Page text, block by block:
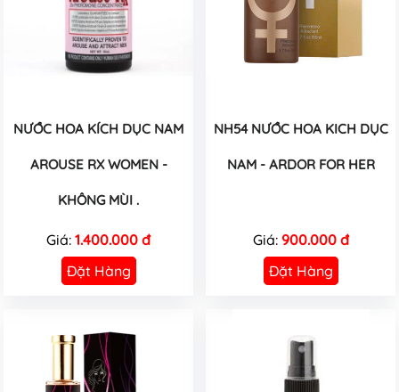
NƯỚC HOA KÍCH DỤC NAM
AROUSE RX WOMEN -
KHÔNG MÙI .
Giá: 1.400.000 đ
Đặt Hàng
NH54 NƯỚC HOA KICH DỤC
NAM - ARDOR FOR HER
Giá: 900.000 đ
Đặt Hàng